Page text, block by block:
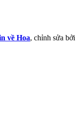
về Hoa, chỉnh sửa bởi